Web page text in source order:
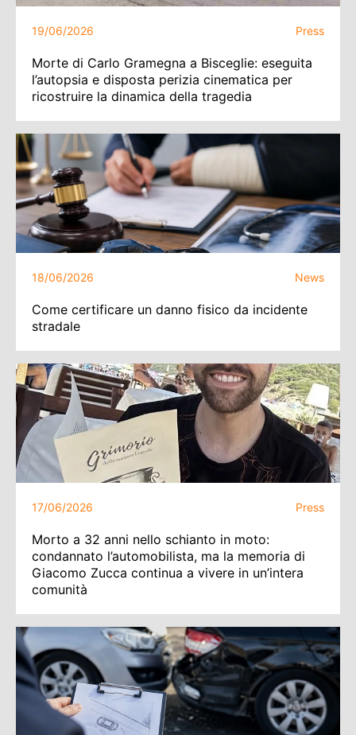
19/06/2026 Press
Morte di Carlo Gramegna a Bisceglie: eseguita
l’autopsia e disposta perizia cinematica per
ricostruire la dinamica della tragedia
18/06/2026 News
Come certificare un danno fisico da incidente
stradale
17/06/2026 Press
Morto a 32 anni nello schianto in moto:
condannato l’automobilista, ma la memoria di
Giacomo Zucca continua a vivere in un’intera
comunità